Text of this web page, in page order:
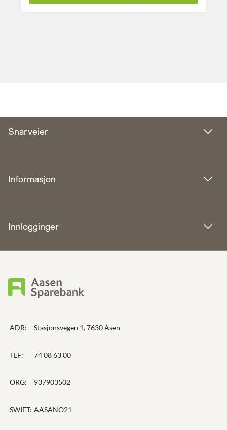
Snarveier
Informasjon
Innlogginger
ADR: Stasjonsvegen 1, 7630 Åsen
TLF: 74 08 63 00
ORG: 937903502
SWIFT: AASANO21